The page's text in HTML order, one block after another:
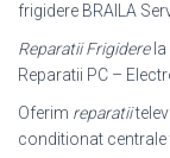
frigidere BRAILA
Reparatii Frigiderela
Reparatii PC –
Oferim reparatii
conditionat centrale